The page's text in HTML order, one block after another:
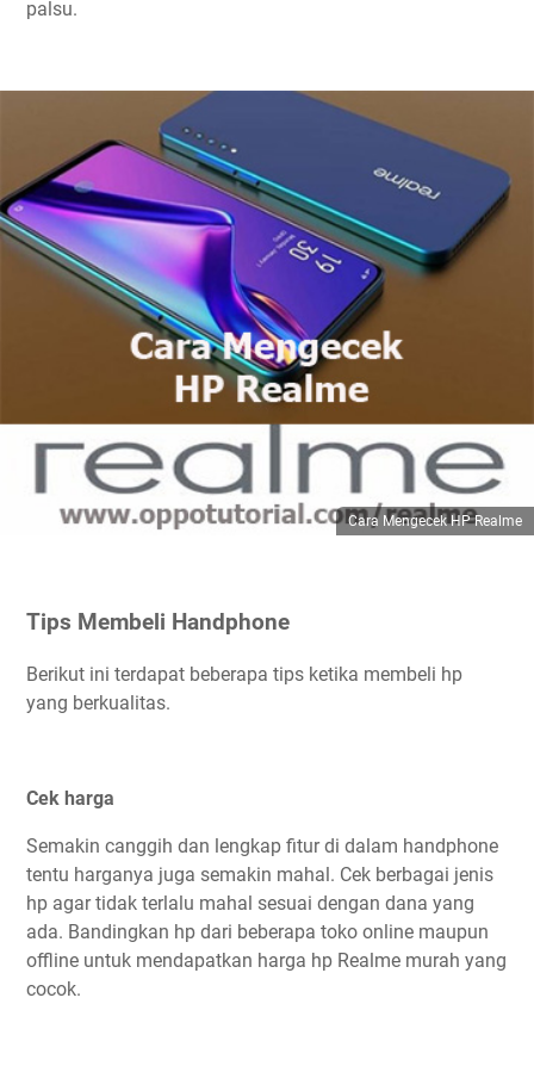
palsu.
Cara Mengecek HP Realme
Tips Membeli Handphone
Berikut ini terdapat beberapa tips ketika membeli hp
yang berkualitas.
Cek harga
Semakin canggih dan lengkap fitur di dalam handphone
tentu harganya juga semakin mahal. Cek berbagai jenis
hp agar tidak terlalu mahal sesuai dengan dana yang
ada. Bandingkan hp dari beberapa toko online maupun
offline untuk mendapatkan harga hp Realme murah yang
cocok.